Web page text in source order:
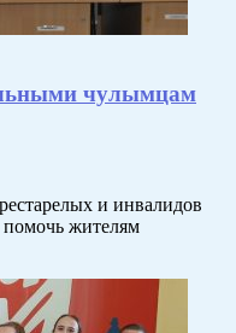
чулымцам
и инвалидов
помочь жителям